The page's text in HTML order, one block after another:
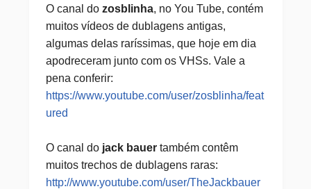
O canal do zosblinha, no You Tube, contém
muitos vídeos de dublagens antigas,
algumas delas raríssimas, que hoje em dia
apodreceram junto com os VHSs. Vale a
pena conferir:
https://www.youtube.com/user/zosblinha/feat
ured
O canal do jack bauertambém contêm
muitos trechos de dublagens raras:
http://www.youtube.com/user/TheJackbauer